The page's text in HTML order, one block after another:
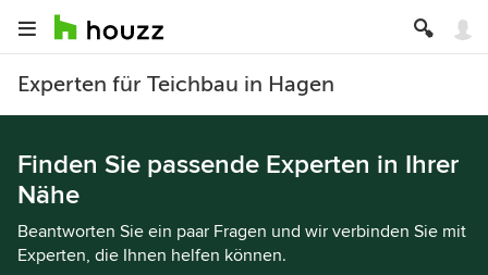
Experten für Teichbau in Hagen
Finden Sie passende Experten in Ihrer
Nähe
Beantworten Sie ein paar Fragen und wir verbinden Sie mit
Experten, die Ihnen helfen können.